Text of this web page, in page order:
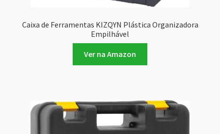
Caixa de Ferramentas KIZQYN Plástica Organizadora
Empilhável
Ver na Amazon